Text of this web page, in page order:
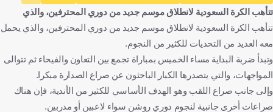
الاتحاد
النصر الأهلي
كريستيانو رونالدو
البرتغال
لوران بلان فرنسا كريم بنزيما
ماتياس يايسله
ألمانيا
نيمار كرة قدم
تتأهب الكرة السعودية لانطلاق موسم جديد من دوري المحترفين، والذي
تتأهب الكرة السعودية لانطلاق موسم جديد من دوري المحترفين، والذي يحمل
معه العديد من التحديات للكثير من النجوم.
وتبدأ ضربة البداية مساء الخميس بمباراة تجمع بين التعاون والفيحاء ثم تتوالى
المواجهات، والتي يتصدرها الكبار الباحثون عن صراع الصدارة مبكرا.
وإلى جانب صراع اللقب وهو الهدف الأساسي للكثير من الأندية، فإن هناك
صراعات أخرى جانبية لنجوم دوري روشن سواء لاعبين أو مدربين.